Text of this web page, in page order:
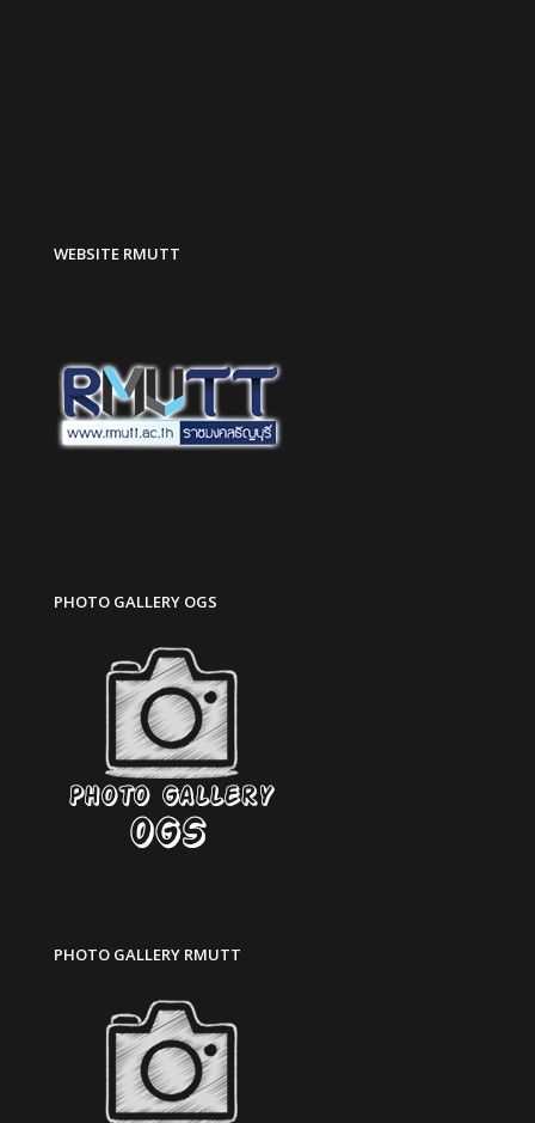
WEBSITE RMUTT
PHOTO GALLERY OGS
PHOTO GALLERY RMUTT